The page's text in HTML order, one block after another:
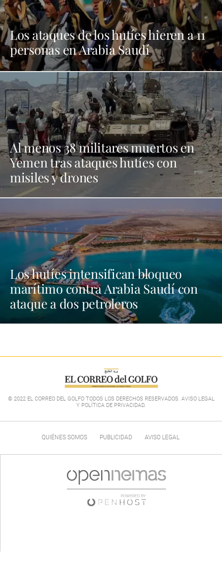
Los ataques de los hutíes hieren a 11
personas en Arabia Saudí
Al menos 38 militares muertos en
Yemen tras ataques hutíes con
misiles y drones
Los hutíes intensifican bloqueo
marítimo contra Arabia Saudí con
ataque a dos petroleros
© 2022 EL CORREO DEL GOLFO TODOS LOS DERECHOS RESERVADOS. AVISO LEGAL
Y POLÍTICA DE PRIVACIDAD.
QUIÉNES SOMOS PUBLICIDAD AVISO LEGAL